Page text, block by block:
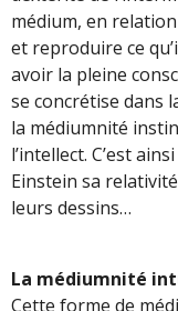
médium, en
et reproduire ce
avoir la pleine
se concrétise dans
la médiumnité
l’intellect. C’est
Einstein sa
leurs dessins…
La médiumnité
Cette forme de